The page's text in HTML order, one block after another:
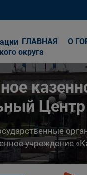
округа
ГЛАВНАЯ О
учреждение